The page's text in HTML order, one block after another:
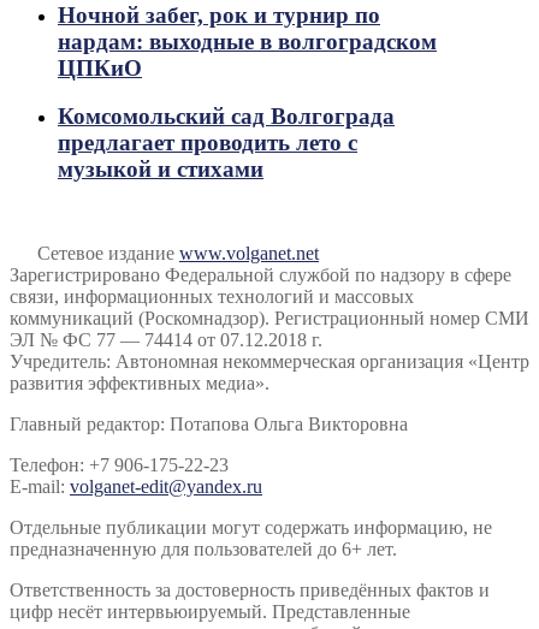
Ночной забег, рок и турнир по
нардам: выходные в волгоградском
ЦПКиО
Комсомольский сад Волгограда
предлагает проводить лето с
музыкой и стихами
Сетевое издание www.volganet.net
Зарегистрировано Федеральной службой по надзору в сфере
связи, информационных технологий и массовых
коммуникаций (Роскомнадзор). Регистрационный номер СМИ
ЭЛ № ФС 77 — 74414 от 07.12.2018 г.
Учредитель: Автономная некоммерческая организация «Центр
развития эффективных медиа».
Главный редактор: Потапова Ольга Викторовна
Телефон: +7 906-175-22-23
E-mail: volganet-edit@yandex.ru
Отдельные публикации могут содержать информацию, не
предназначенную для пользователей до 6+ лет.
Ответственность за достоверность приведённых фактов и
цифр несёт интервьюируемый. Представленные